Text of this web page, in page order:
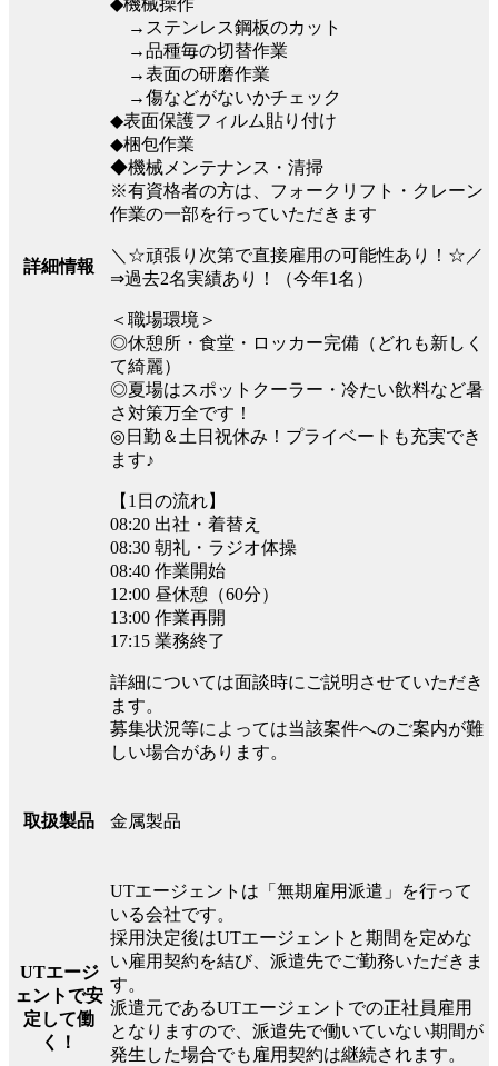
詳細情報
→ステンレス鋼板のカット
→品種毎の切替作業
→表面の研磨作業
→傷などがないかチェック
◆表面保護フィルム貼り付け
◆梱包作業
◆機械メンテナンス・清掃
※有資格者の方は、フォークリフト・クレーン
作業の一部を行っていただきます
＼☆頑張り次第で直接雇用の可能性あり！☆／
⇒過去2名実績あり！（今年1名）
＜職場環境＞
◎休憩所・食堂・ロッカー完備（どれも新しく
て綺麗）
◎夏場はスポットクーラー・冷たい飲料など暑
さ対策万全です！
◎日勤＆土日祝休み！プライベートも充実でき
ます♪
【1日の流れ】
08:20 出社・着替え
08:30 朝礼・ラジオ体操
08:40 作業開始
12:00 昼休憩（60分）
13:00 作業再開
17:15 業務終了
詳細については面談時にご説明させていただき
ます。
募集状況等によっては当該案件へのご案内が難
しい場合があります。
取扱製品 金属製品
UTエージ
ェントで安
定して働
く！
UTエージェントは「無期雇用派遣」を行って
いる会社です。
採用決定後はUTエージェントと期間を定めな
い雇用契約を結び、派遣先でご勤務いただきま
す。
派遣元であるUTエージェントでの正社員雇用
となりますので、派遣先で働いていない期間が
発生した場合でも雇用契約は継続されます。